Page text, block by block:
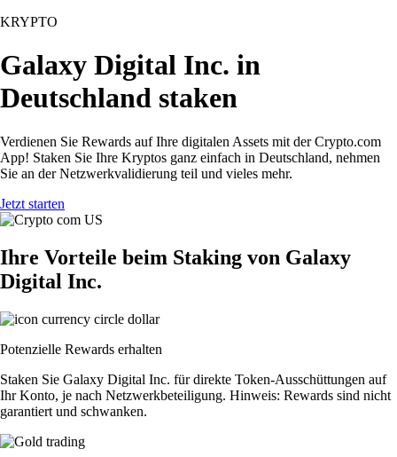
KRYPTO
Galaxy Digital Inc. in
Deutschland staken
Verdienen Sie Rewards auf Ihre digitalen Assets mit der Crypto.com
App! Staken Sie Ihre Kryptos ganz einfach in Deutschland, nehmen
Sie an der Netzwerkvalidierung teil und vieles mehr.
Jetzt starten
Ihre Vorteile beim Staking von Galaxy
Digital Inc.
Potenzielle Rewards erhalten
Staken Sie Galaxy Digital Inc. für direkte Token-Ausschüttungen auf
Ihr Konto, je nach Netzwerkbeteiligung. Hinweis: Rewards sind nicht
garantiert und schwanken.